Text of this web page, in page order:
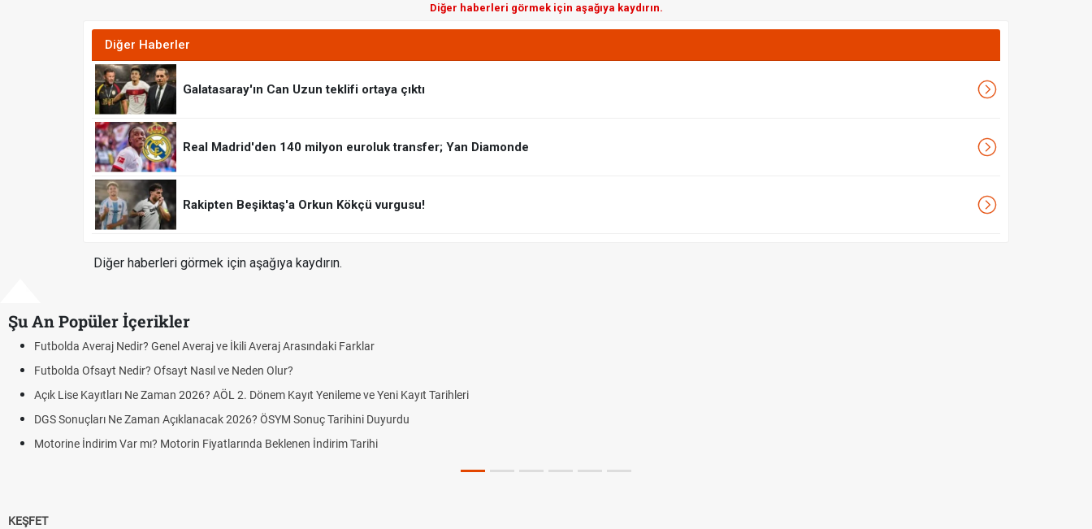
Diğer haberleri görmek için aşağıya kaydırın.
Diğer Haberler
Galatasaray'ın Can Uzun teklifi ortaya çıktı
Real Madrid'den 140 milyon euroluk transfer; Yan Diamonde
Rakipten Beşiktaş'a Orkun Kökçü vurgusu!
Diğer haberleri görmek için aşağıya kaydırın.
Şu An Popüler İçerikler
Futbolda Averaj Nedir? Genel Averaj ve İkili Averaj Arasındaki Farklar
Futbolda Ofsayt Nedir? Ofsayt Nasıl ve Neden Olur?
Açık Lise Kayıtları Ne Zaman 2026? AÖL 2. Dönem Kayıt Yenileme ve Yeni Kayıt Tarihleri
DGS Sonuçları Ne Zaman Açıklanacak 2026? ÖSYM Sonuç Tarihini Duyurdu
Motorine İndirim Var mı? Motorin Fiyatlarında Beklenen İndirim Tarihi
KEŞFET